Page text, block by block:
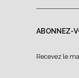
ABONNEZ-
Recevez le